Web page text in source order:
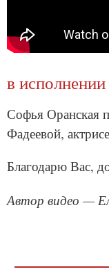
в
Софья Оранская
Фадеевой,
Благодарю Вас,
Автор видео —